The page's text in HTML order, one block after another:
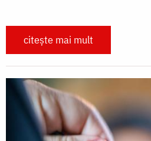
citește mai mult